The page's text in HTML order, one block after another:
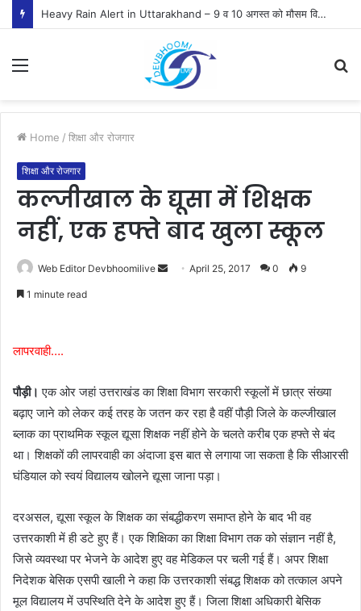
Heavy Rain Alert in Uttarakhand – 9 व 10 अगस्त को मौसम विभाग ने जारी किया ऑरेंज व येलो अलर्ट
Menu
Home / शिक्षा और रोजगार
शिक्षा और रोजगार
कल्जीखाल के द्यूसा में शिक्षक
नहीं, एक हफ्ते बाद खुला स्कूल
Web Editor Devbhoomilive
SendApril 25, 2017 0 9
1 minute read
लापरवाही….
पौड़ी। एक ओर जहां उत्तराखंड का शिक्षा विभाग सरकारी स्कूलों में छात्र संख्या
बढ़ाए जाने को लेकर कई तरह के जतन कर रहा है वहीं पौड़ी जिले के कल्जीखाल
ब्लाक का प्राथमिक स्कूल द्यूसा शिक्षक नहीं होने के चलते करीब एक हफ्ते से बंद
था। शिक्षकों की लापरवाही का अंदाजा इस बात से लगाया जा सकता है कि सीआरसी
घंडियाल को स्वयं विद्यालय खोलने द्यूसा जाना पड़ा।
दरअसल, द्यूसा स्कूल के शिक्षक का संबद्धीकरण समाप्त होने के बाद भी वह
उत्तरकाशी में ही डटे हुए हैं। एक शिक्षिका का शिक्षा विभाग तक को संज्ञान नहीं है,
जिसे व्यवस्था पर भेजने के आदेश हुए वह मेडिकल पर चली गई हैं। अपर शिक्षा
निदेशक बेसिक एसपी खाली ने कहा कि उत्तरकाशी संबद्ध शिक्षक को तत्काल अपने
मूल विद्यालय में उपस्थिति देने के आदेश हुए हैं। जिला शिक्षा अधिकारी बेसिक